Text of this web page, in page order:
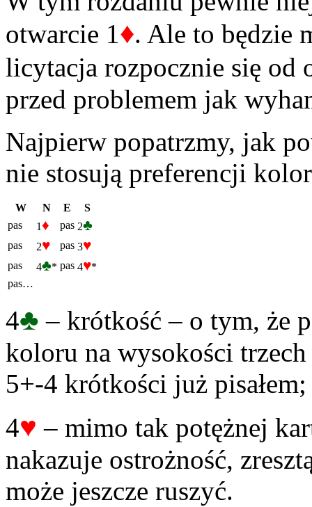
otwarcie 1♦. Ale to będzie
licytacja rozpocznie się od
przed problemem jak
Najpierw popatrzmy, jak
nie stosują preferencji
W N E
S
pas
1♦ pas 2♣
pas 2♥ pas 3♥
pas 4♣* pas 4♥*
pas…
4♣ – krótkość – o tym, że
koloru na wysokości
5+-4 krótkości już pisałem;
4♥ – mimo tak potężnej
nakazuje ostrożność,
może jeszcze ruszyć.